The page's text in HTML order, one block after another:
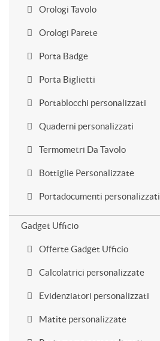
Orologi Tavolo
Orologi Parete
Porta Badge
Porta Biglietti
Portablocchi personalizzati
Quaderni personalizzati
Termometri Da Tavolo
Bottiglie Personalizzate
Portadocumenti personalizzati
Gadget Ufficio
Offerte Gadget Ufficio
Calcolatrici personalizzate
Evidenziatori personalizzati
Matite personalizzate